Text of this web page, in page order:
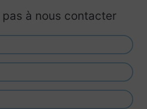
à nous contacter